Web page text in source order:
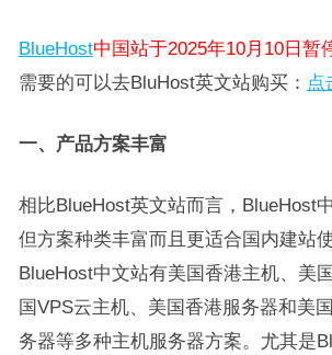
BlueHost中国站于2025年10月10日暂
需要的可以去BluHost英文站购买： 点
一、产品方案丰富
相比BlueHost英文站而言，BlueHost
但方案种类丰富而且更适合国内建站
BlueHost中文站有美国香港主机、美
国VPS云主机、美国香港服务器和美
务器等多种主机服务器方案。尤其是